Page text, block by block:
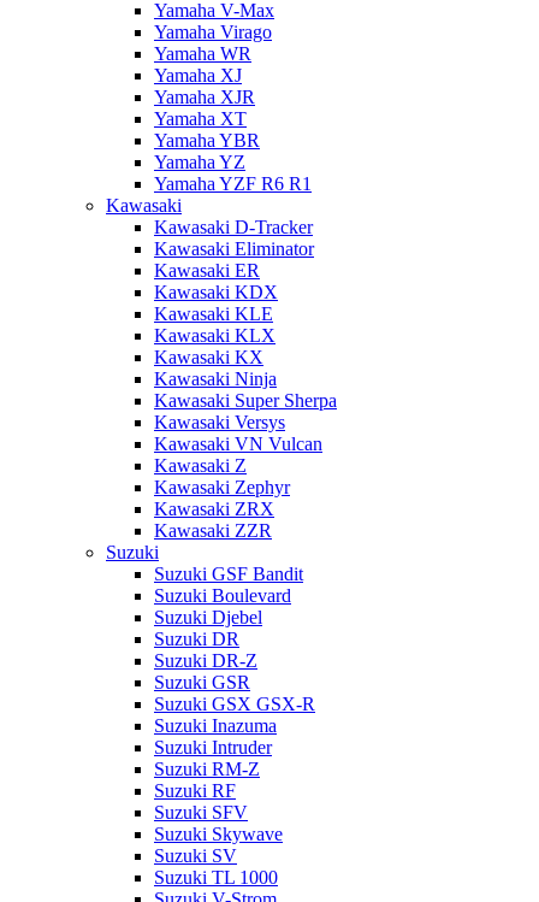
Yamaha V-Max
Yamaha Virago
Yamaha WR
Yamaha XJ
Yamaha XJR
Yamaha XT
Yamaha YBR
Yamaha YZ
Yamaha YZF R6 R1
Kawasaki
Kawasaki D-Tracker
Kawasaki Eliminator
Kawasaki ER
Kawasaki KDX
Kawasaki KLE
Kawasaki KLX
Kawasaki KX
Kawasaki Ninja
Kawasaki Super Sherpa
Kawasaki Versys
Kawasaki VN Vulcan
Kawasaki Z
Kawasaki Zephyr
Kawasaki ZRX
Kawasaki ZZR
Suzuki
Suzuki GSF Bandit
Suzuki Boulevard
Suzuki Djebel
Suzuki DR
Suzuki DR-Z
Suzuki GSR
Suzuki GSX GSX-R
Suzuki Inazuma
Suzuki Intruder
Suzuki RM-Z
Suzuki RF
Suzuki SFV
Suzuki Skywave
Suzuki SV
Suzuki TL 1000